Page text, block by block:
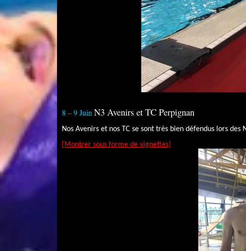
8 – 9 JuinN3 Avenirs et TC Perpignan
Nos Avenirs et nos TC se sont très bien défendus lors des
[Montrer sous forme de vignettes]